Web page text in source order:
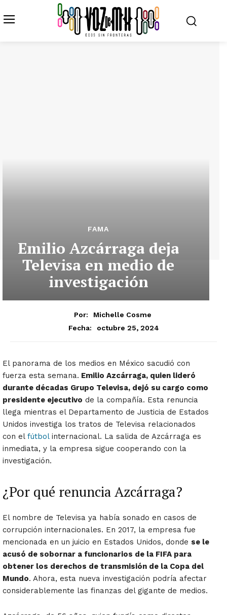
FAMA
Emilio Azcárraga deja
Televisa en medio de
investigación
Por:
Michelle Cosme
Fecha:
octubre 25, 2024
El panorama de los medios en México sacudió con
fuerza esta semana. Emilio Azcárraga, quien lideró
durante décadas Grupo Televisa, dejó su cargo como
presidente ejecutivo de la compañía. Esta renuncia
llega mientras el Departamento de Justicia de Estados
Unidos investiga los tratos de Televisa relacionados
con el fútbolinternacional. La salida de Azcárraga es
inmediata, y la empresa sigue cooperando con la
investigación.
¿Por qué renuncia Azcárraga?
El nombre de Televisa ya había sonado en casos de
corrupción internacionales. En 2017, la empresa fue
mencionada en un juicio en Estados Unidos, donde se le
acusó de sobornar a funcionarios de la FIFA para
obtener los derechos de transmisión de la Copa del
Mundo. Ahora, esta nueva investigación podría afectar
considerablemente las finanzas del gigante de medios.